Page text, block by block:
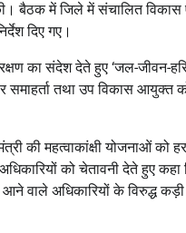
बैठक में जिले में संचालित
दिए गए।
का संदेश देते हुए ‘जल-जीवन-
समाहर्ता तथा उप विकास आयुक्त
की महत्वाकांक्षी योजनाओं को
को चेतावनी देते हुए
आने वाले अधिकारियों के विरुद्ध